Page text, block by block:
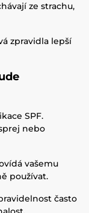
ze strachu,
zpravidla lepší
SPF.
nebo
vašemu
používat.
často